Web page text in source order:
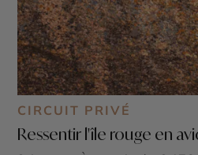
CIRCUIT PRIVÉ
Ressentir l'île rouge en